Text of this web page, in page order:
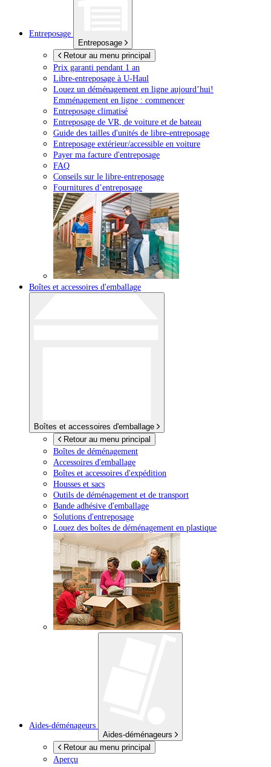
Entreposage
Entreposage
Retour au menu principal
Prix garanti pendant 1 an
Libre-entreposage à U-Haul
Louez un déménagement en ligne aujourd’hui!
Emménagement en ligne : commencer
Entreposage climatisé
Entreposage de VR, de voiture et de bateau
Guide des tailles d'unités de libre-entreposage
Entreposage extérieur/accessible en voiture
Payer ma facture d'entreposage
FAQ
Conseils sur le libre-entreposage
Fournitures d’entreposage
Boîtes et accessoires d'emballage
Boîtes et accessoires d'emballage
Retour au menu principal
Boîtes de déménagement
Accessoires d'emballage
Boîtes et accessoires d'expédition
Housses et sacs
Outils de déménagement et de transport
Bande adhésive d'emballage
Solutions d'entreposage
Louez des boîtes de déménagement en plastique
Aides-déménageurs
Aides-déménageurs
Retour au menu principal
Aperçu